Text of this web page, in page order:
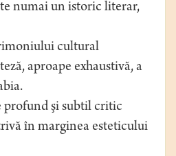
numai un istoric literar,
cultural
aproape exhaustivă, a
profund şi subtil critic
în marginea esteticului